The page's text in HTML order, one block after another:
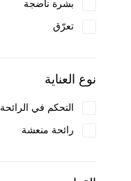
Dior
Etiaxil
Farmskin
بشرة ناضجة
تعرّق
نوع العناية
التحكم في الرائحة
رائحة منعشة